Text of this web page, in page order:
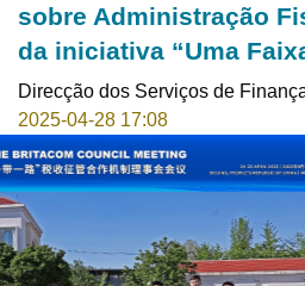
sobre Administração
da iniciativa “Uma
Direcção dos Serviços de
2025-04-28 17:08